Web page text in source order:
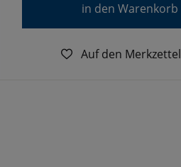
in den Warenkorb
Auf den Merkzettel